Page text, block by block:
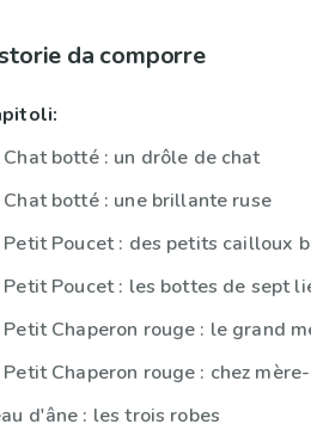
da comporre
Chat botté : un drôle de chat
Chat botté : une brillante ruse
Petit Poucet : les bottes de sept
d'âne : les trois robes